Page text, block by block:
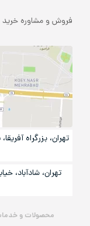
محصولات و
فروش و مشاوره خرید
تهران، بزرگراه